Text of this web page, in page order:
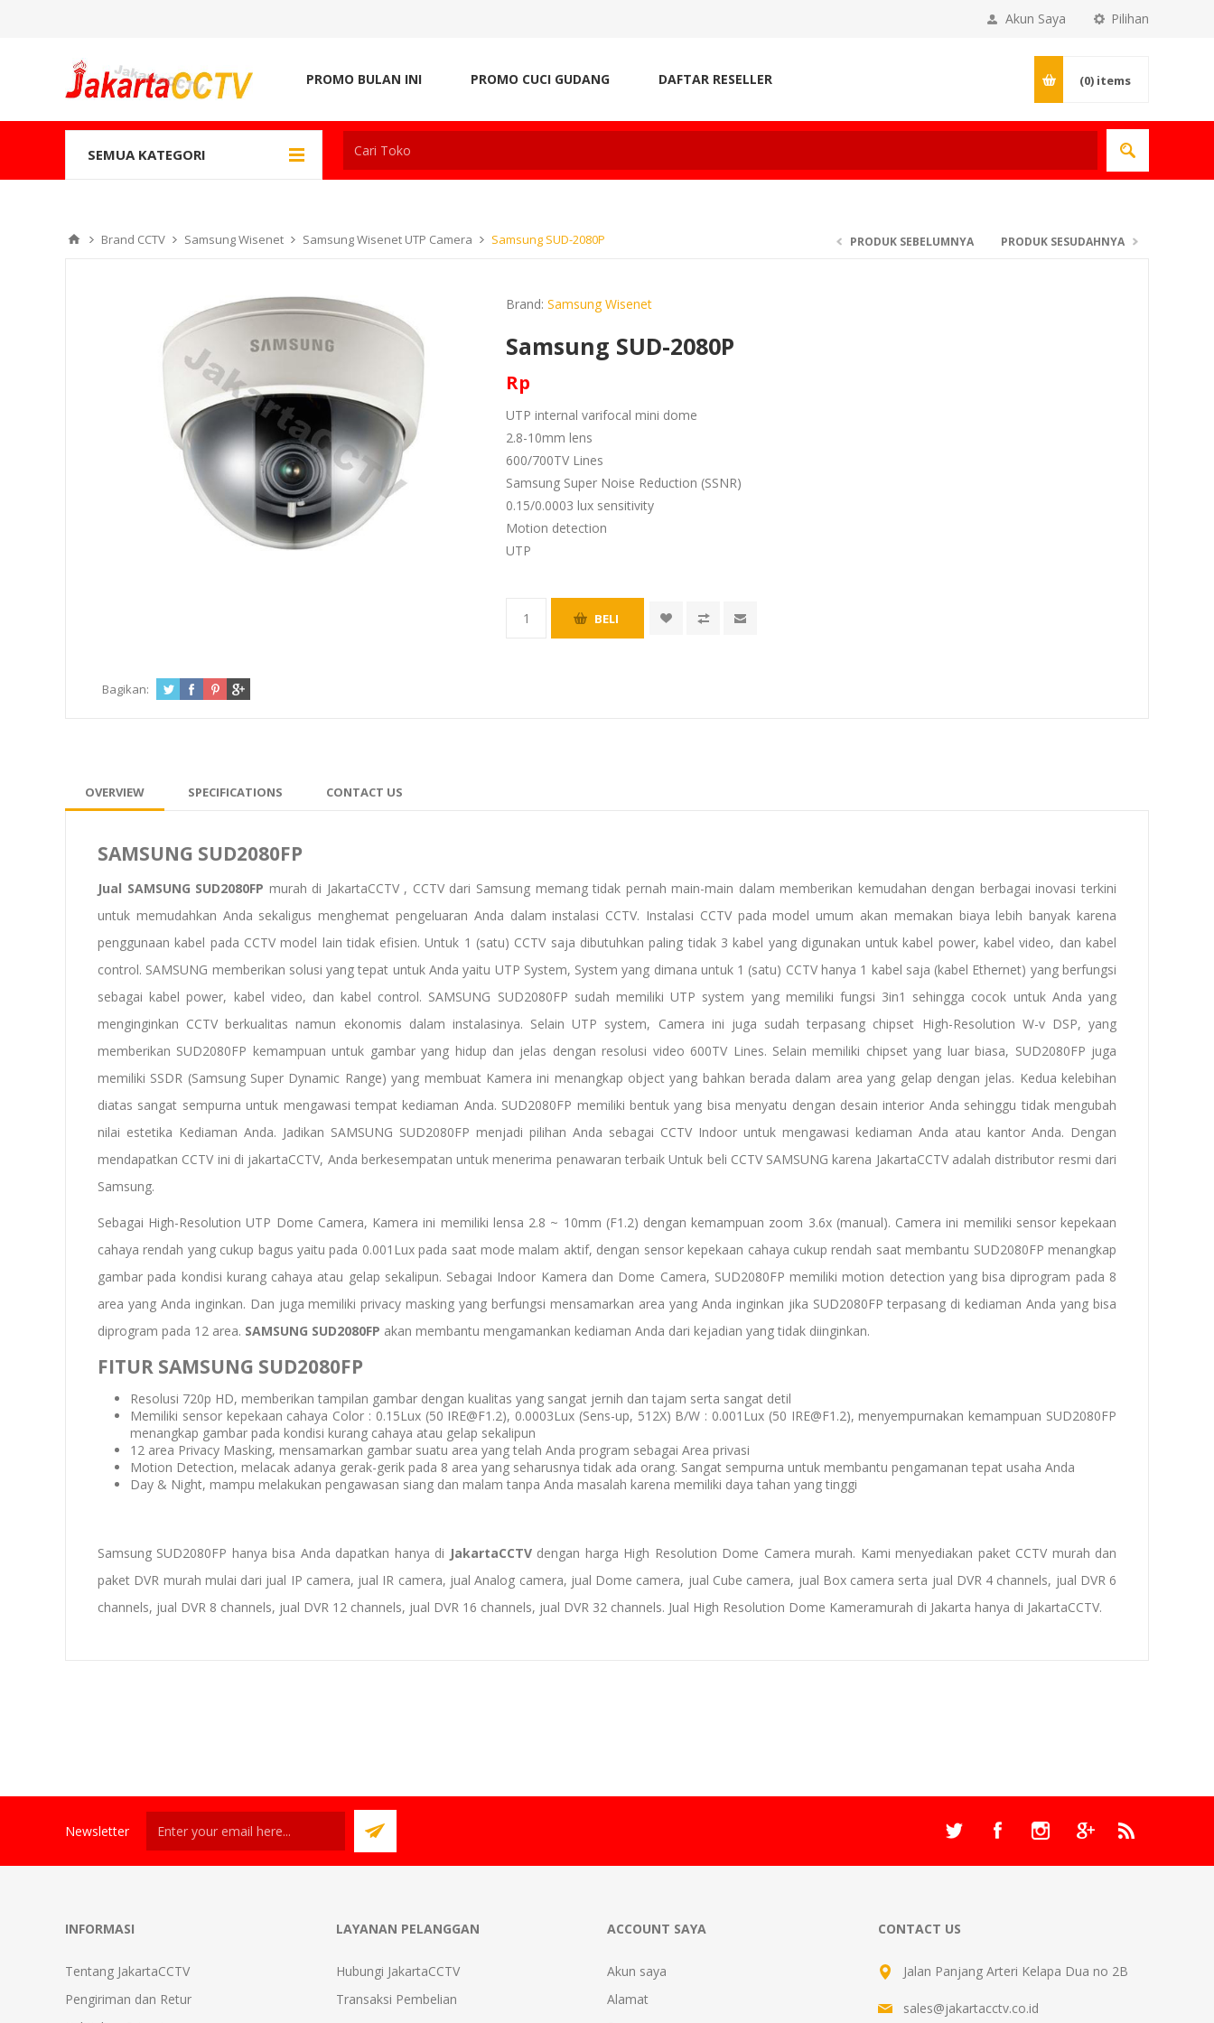
Pilihan
Akun Saya
PROMO BULAN INI PROMO CUCI GUDANG DAFTAR RESELLER (0) items
SEMUA KATEGORI
Brand CCTV Samsung Wisenet Samsung Wisenet UTP Camera Samsung SUD-2080P PRODUK SEBELUMNYA PRODUK SESUDAHNYA
Brand: Samsung Wisenet
Samsung SUD-2080P
Rp
UTP internal varifocal mini dome
2.8-10mm lens
600/700TV Lines
Samsung Super Noise Reduction (SSNR)
0.15/0.0003 lux sensitivity
Motion detection
UTP
Bagikan:
OVERVIEW SPECIFICATIONS CONTACT US
SAMSUNG SUD2080FP
Jual SAMSUNG SUD2080FP murah di JakartaCCTV , CCTV dari Samsung memang tidak pernah main-main dalam memberikan kemudahan dengan berbagai inovasi terkini
untuk memudahkan Anda sekaligus menghemat pengeluaran Anda dalam instalasi CCTV. Instalasi CCTV pada model umum akan memakan biaya lebih banyak karena
penggunaan kabel pada CCTV model lain tidak efisien. Untuk 1 (satu) CCTV saja dibutuhkan paling tidak 3 kabel yang digunakan untuk kabel power, kabel video, dan kabel
control. SAMSUNG memberikan solusi yang tepat untuk Anda yaitu UTP System, System yang dimana untuk 1 (satu) CCTV hanya 1 kabel saja (kabel Ethernet) yang berfungsi
sebagai kabel power, kabel video, dan kabel control. SAMSUNG SUD2080FP sudah memiliki UTP system yang memiliki fungsi 3in1 sehingga cocok untuk Anda yang
menginginkan CCTV berkualitas namun ekonomis dalam instalasinya. Selain UTP system, Camera ini juga sudah terpasang chipset High-Resolution W-v DSP, yang
memberikan SUD2080FP kemampuan untuk gambar yang hidup dan jelas dengan resolusi video 600TV Lines. Selain memiliki chipset yang luar biasa, SUD2080FP juga
memiliki SSDR (Samsung Super Dynamic Range) yang membuat Kamera ini menangkap object yang bahkan berada dalam area yang gelap dengan jelas. Kedua kelebihan
diatas sangat sempurna untuk mengawasi tempat kediaman Anda. SUD2080FP memiliki bentuk yang bisa menyatu dengan desain interior Anda sehinggu tidak mengubah
nilai estetika Kediaman Anda. Jadikan SAMSUNG SUD2080FP menjadi pilihan Anda sebagai CCTV Indoor untuk mengawasi kediaman Anda atau kantor Anda. Dengan
mendapatkan CCTV ini di jakartaCCTV, Anda berkesempatan untuk menerima penawaran terbaik Untuk beli CCTV SAMSUNG karena JakartaCCTV adalah distributor resmi dari
Samsung.
Sebagai High-Resolution UTP Dome Camera, Kamera ini memiliki lensa 2.8 ~ 10mm (F1.2) dengan kemampuan zoom 3.6x (manual). Camera ini memiliki sensor kepekaan
cahaya rendah yang cukup bagus yaitu pada 0.001Lux pada saat mode malam aktif, dengan sensor kepekaan cahaya cukup rendah saat membantu SUD2080FP menangkap
gambar pada kondisi kurang cahaya atau gelap sekalipun. Sebagai Indoor Kamera dan Dome Camera, SUD2080FP memiliki motion detection yang bisa diprogram pada 8
area yang Anda inginkan. Dan juga memiliki privacy masking yang berfungsi mensamarkan area yang Anda inginkan jika SUD2080FP terpasang di kediaman Anda yang bisa
diprogram pada 12 area. SAMSUNG SUD2080FP akan membantu mengamankan kediaman Anda dari kejadian yang tidak diinginkan.
FITUR SAMSUNG SUD2080FP
Resolusi 720p HD, memberikan tampilan gambar dengan kualitas yang sangat jernih dan tajam serta sangat detil
Memiliki sensor kepekaan cahaya Color : 0.15Lux (50 IRE@F1.2), 0.0003Lux (Sens-up, 512X) B/W : 0.001Lux (50 IRE@F1.2), menyempurnakan kemampuan SUD2080FP
menangkap gambar pada kondisi kurang cahaya atau gelap sekalipun
12 area Privacy Masking, mensamarkan gambar suatu area yang telah Anda program sebagai Area privasi
Motion Detection, melacak adanya gerak-gerik pada 8 area yang seharusnya tidak ada orang. Sangat sempurna untuk membantu pengamanan tepat usaha Anda
Day & Night, mampu melakukan pengawasan siang dan malam tanpa Anda masalah karena memiliki daya tahan yang tinggi
Samsung SUD2080FP hanya bisa Anda dapatkan hanya di JakartaCCTVdengan harga High Resolution Dome Camera murah. Kami menyediakan paket CCTV murah dan
paket DVR murah mulai dari jual IP camera, jual IR camera, jual Analog camera, jual Dome camera, jual Cube camera, jual Box camera serta jual DVR4 channels, jual DVR 6
channels, jual DVR 8 channels, jual DVR 12 channels, jual DVR 16 channels, jual DVR 32 channels. Jual High Resolution Dome Kameramurah di Jakarta hanya di JakartaCCTV.
Newsletter
INFORMASI
Tentang JakartaCCTV
Pengiriman dan Retur
LAYANAN PELANGGAN
Hubungi JakartaCCTV
Transaksi Pembelian
ACCOUNT SAYA
Akun saya
Alamat
CONTACT US
Jalan Panjang Arteri Kelapa Dua no 2B
sales@jakartacctv.co.id